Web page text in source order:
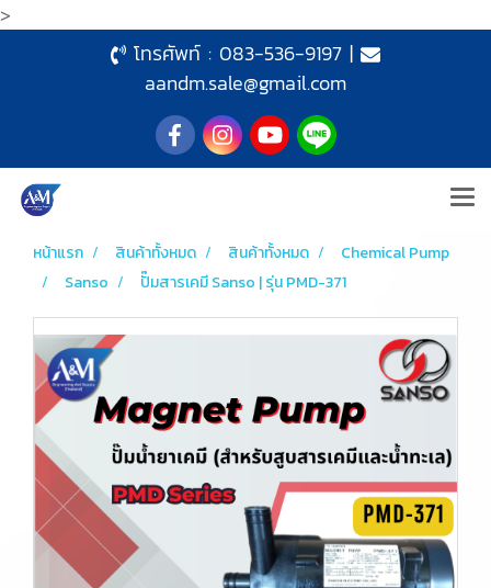
>
โทรศัพท์ : 083-536-9197|
aandm.sale@gmail.com
หน้าแรก สินค้าทั้งหมด สินค้าทั้งหมด
Chemical Pump
Sanso
ปั๊มสารเคมี Sanso | รุ่น PMD-371